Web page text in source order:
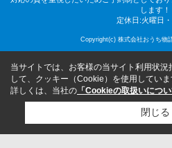
します！
定休日:火曜日
Copyright(c) 株式会社おうち物
当サイトでは、お客様の当サイト利用状
して、クッキー（Cookie）を使用していま
詳しくは、当社の 「Cookieの取扱いについ
閉じる